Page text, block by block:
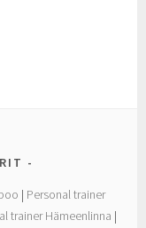
| Personal trainer
trainer Hämeenlinna |